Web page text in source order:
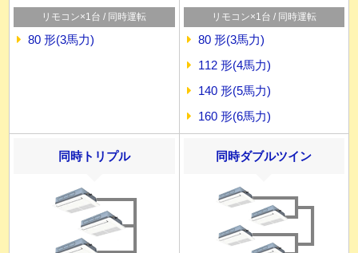
リモコン×1台 / 同時運転
80 形(3馬力)
リモコン×1台 / 同時運転
80 形(3馬力)
112 形(4馬力)
140 形(5馬力)
160 形(6馬力)
同時トリプル 同時ダブルツイン